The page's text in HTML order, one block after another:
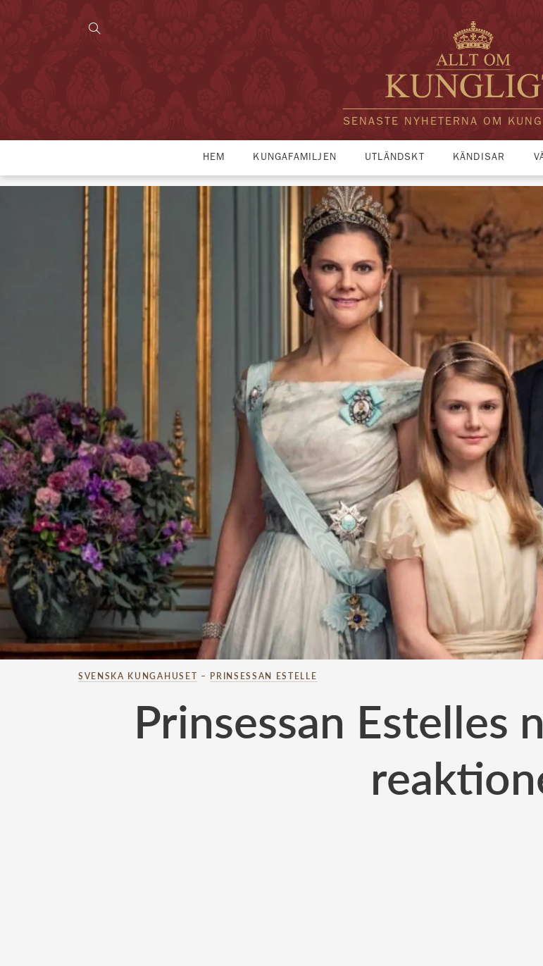
SENASTE NYHETERNA OM
HEM KUNGAFAMILJEN UTLÄNDSKT KÄNDISAR
SVENSKA KUNGAHUSET – PRINSESSAN ESTELLE
Prinsessan Estelles